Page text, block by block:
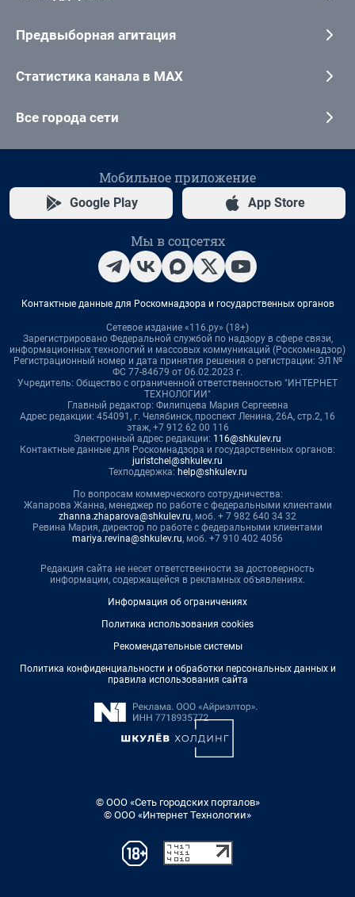
Предвыборная агитация
Статистика канала в MAX
Все города сети
Мобильное приложение
Google Play App Store
Мы в соцсетях
Контактные данные для Роскомнадзора и государственных органов
Сетевое издание «116.ру» (18+)
Зарегистрировано Федеральной службой по надзору в сфере связи,
информационных технологий и массовых коммуникаций (Роскомнадзор)
Регистрационный номер и дата принятия решения о регистрации: ЭЛ №
ФС 77-84679 от 06.02.2023 г.
Учредитель: Общество с ограниченной ответственностью "ИНТЕРНЕТ
ТЕХНОЛОГИИ"
Главный редактор: Филипцева Мария Сергеевна
Адрес редакции: 454091, г. Челябинск, проспект Ленина, 26А, стр.2, 16
этаж, +7 912 62 00 116
Электронный адрес редакции: 116@shkulev.ru
Контактные данные для Роскомнадзора и государственных органов:
juristchel@shkulev.ru
Техподдержка: help@shkulev.ru
По вопросам коммерческого сотрудничества:
Жапарова Жанна, менеджер по работе с федеральными клиентами
zhanna.zhaparova@shkulev.ru, моб. + 7 982 640 34 32
Ревина Мария, директор по работе с федеральными клиентами
mariya.revina@shkulev.ru, моб. +7 910 402 4056
Редакция сайта не несет ответственности за достоверность
информации, содержащейся в рекламных объявлениях.
Информация об ограничениях
Политика использования cookies
Рекомендательные системы
Политика конфиденциальности и обработки персональных данных и
правила использования сайта
© ООО «Сеть городских порталов»
© ООО «Интернет Технологии»